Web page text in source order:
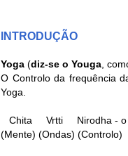
INTRODUÇÃO
Yoga (diz-se o Youga ,
O Controlo da frequência
Yoga.
Chita Vrtti Nirodha - o
(Mente) (Ondas) (Controlo)